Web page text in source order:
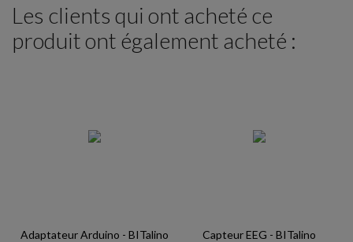
Les clients qui ont acheté ce
produit ont également acheté :
Adaptateur Arduino - BITalino Capteur EEG - BITalino